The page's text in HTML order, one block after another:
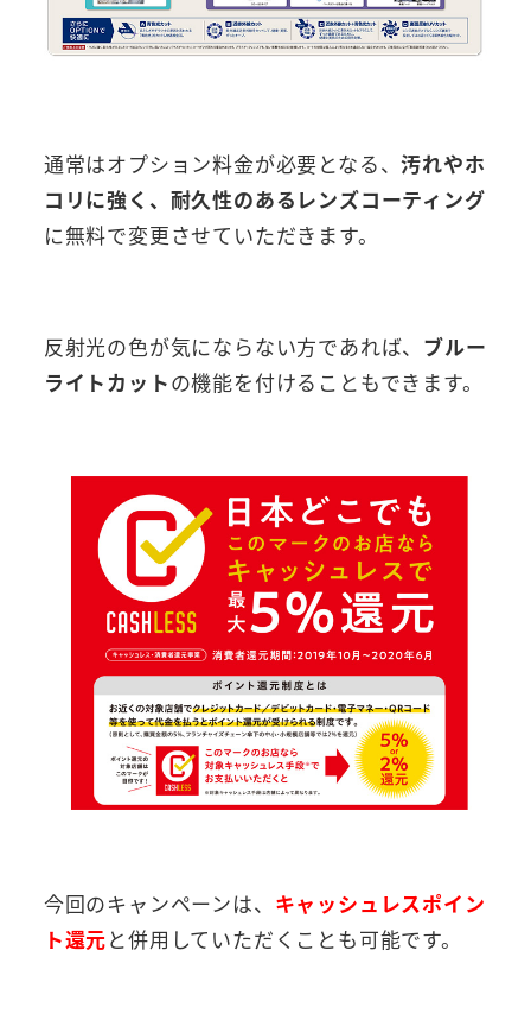
通常はオプション料金が必要となる、汚れやホ
コリに強く、耐久性のあるレンズコーティング
に無料で変更させていただきます。
反射光の色が気にならない方であれば、 ブルー
ライトカットの機能を付けることもできます。
今回のキャンペーンは、 キャッシュレスポイン
ト還元と併用していただくことも可能です。